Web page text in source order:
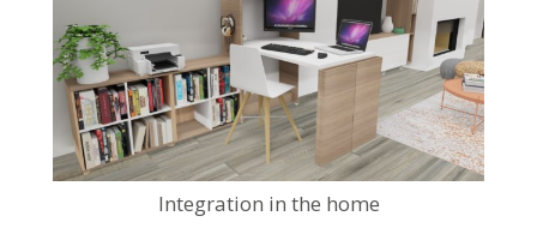
Integration in the home